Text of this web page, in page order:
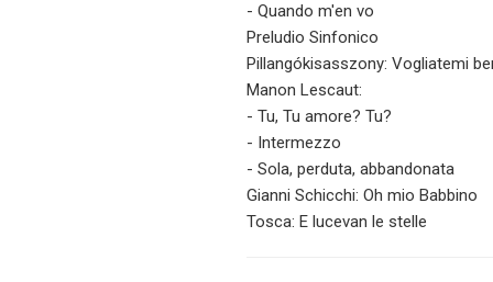
- Quando m'en vo
Preludio Sinfonico
Pillangókisasszony: Vogliatemi
Manon Lescaut:
- Tu, Tu amore? Tu?
- Intermezzo
- Sola, perduta, abbandonata
Gianni Schicchi: Oh mio Babbino
Tosca: E lucevan le stelle